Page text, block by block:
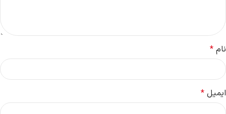
نام *
ایمیل *